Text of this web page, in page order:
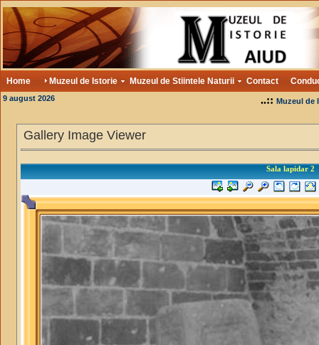
Home Muzeul de Istorie Muzeul de Stiintele Naturii Contact
9 august 2026 ..:: Muzeul de
Gallery Image Viewer
Sala lapidar 2